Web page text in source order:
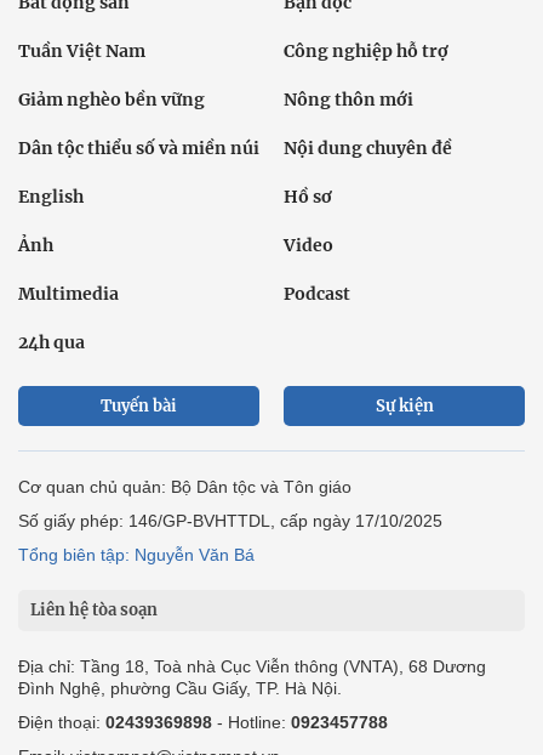
Tuần Việt Nam Công nghiệp hỗ trợ
Giảm nghèo bền vững Nông thôn mới
Dân tộc thiểu số và miền núi Nội dung chuyên đề
English Hồ sơ
Ảnh Video
Multimedia Podcast
24h qua
Tuyến bài Sự kiện
Cơ quan chủ quản: Bộ Dân tộc và Tôn giáo
Số giấy phép: 146/GP-BVHTTDL, cấp ngày 17/10/2025
Tổng biên tập: Nguyễn Văn Bá
Liên hệ tòa soạn
Địa chỉ: Tầng 18, Toà nhà Cục Viễn thông (VNTA), 68 Dương
Đình Nghệ, phường Cầu Giấy, TP. Hà Nội.
Điện thoại: 02439369898 - Hotline: 0923457788